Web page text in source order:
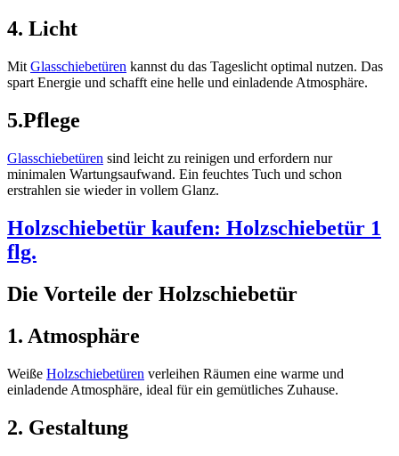
4. Licht
Mit Glasschiebetüren kannst du das Tageslicht optimal nutzen. Das
spart Energie und schafft eine helle und einladende Atmosphäre.
5.Pflege
Glasschiebetüren sind leicht zu reinigen und erfordern nur
minimalen Wartungsaufwand. Ein feuchtes Tuch und schon
erstrahlen sie wieder in vollem Glanz.
Holzschiebetür kaufen: Holzschiebetür 1
flg.
Die Vorteile der Holzschiebetür
1. Atmosphäre
Weiße Holzschiebetüren verleihen Räumen eine warme und
einladende Atmosphäre, ideal für ein gemütliches Zuhause.
2. Gestaltung